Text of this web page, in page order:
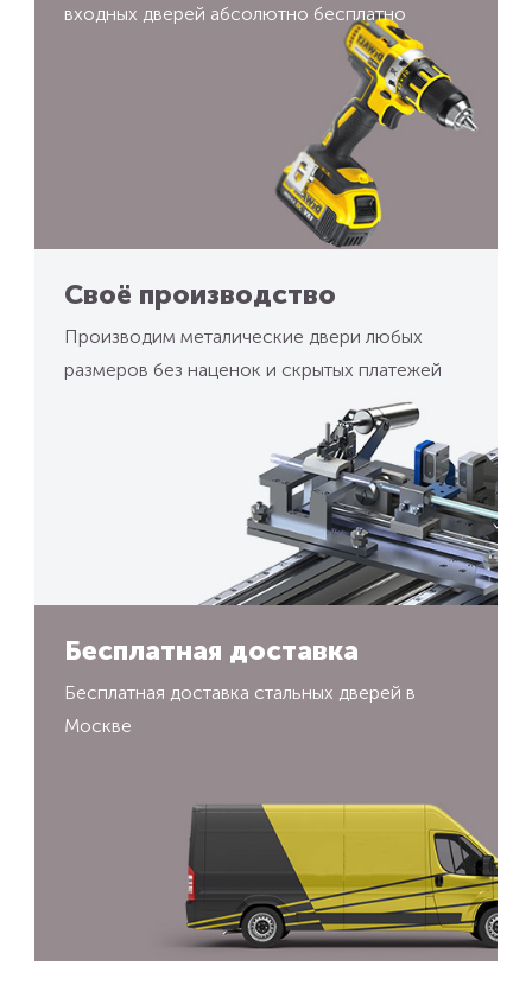
входных дверей абсолютно бесплатно
Своё производство
Производим металические двери любых
размеров без наценок и скрытых платежей
Бесплатная доставка
Бесплатная доставка стальных дверей в
Москве